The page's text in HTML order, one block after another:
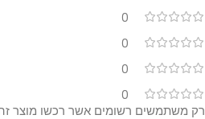
0
0
0
0
רק משתמשים רשומים אשר רכשו מוצר זה